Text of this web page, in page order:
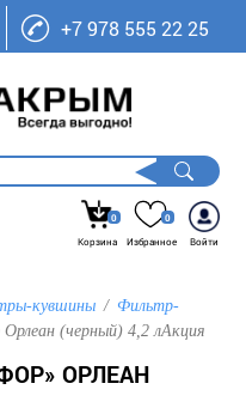
+7 978 555 22 25
0
Корзина
0
Избранное
Войти
кувшины
Фильтр-
(черный) 4,2 лАкция
ОРЛЕАН